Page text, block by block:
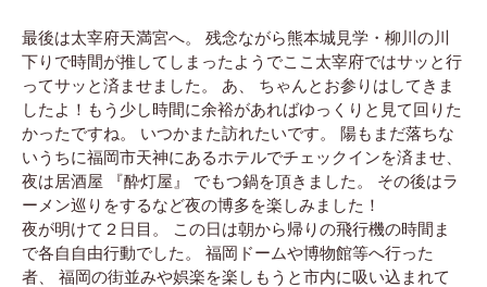
最後は太宰府天満宮へ。 残念ながら熊本城見学・柳川の川
下りで時間が推してしまったようでここ太宰府ではサッと行
ってサッと済ませました。 あ、 ちゃんとお参りはしてきま
したよ！もう少し時間に余裕があればゆっくりと見て回りた
かったですね。 いつかまた訪れたいです。 陽もまだ落ちな
いうちに福岡市天神にあるホテルでチェックインを済ませ、
夜は居酒屋 『酔灯屋』 でもつ鍋を頂きました。 その後はラ
ーメン巡りをするなど夜の博多を楽しみました！
夜が明けて２日目。 この日は朝から帰りの飛行機の時間ま
で各自自由行動でした。 福岡ドームや博物館等へ行った
者、 福岡の街並みや娯楽を楽しもうと市内に吸い込まれて